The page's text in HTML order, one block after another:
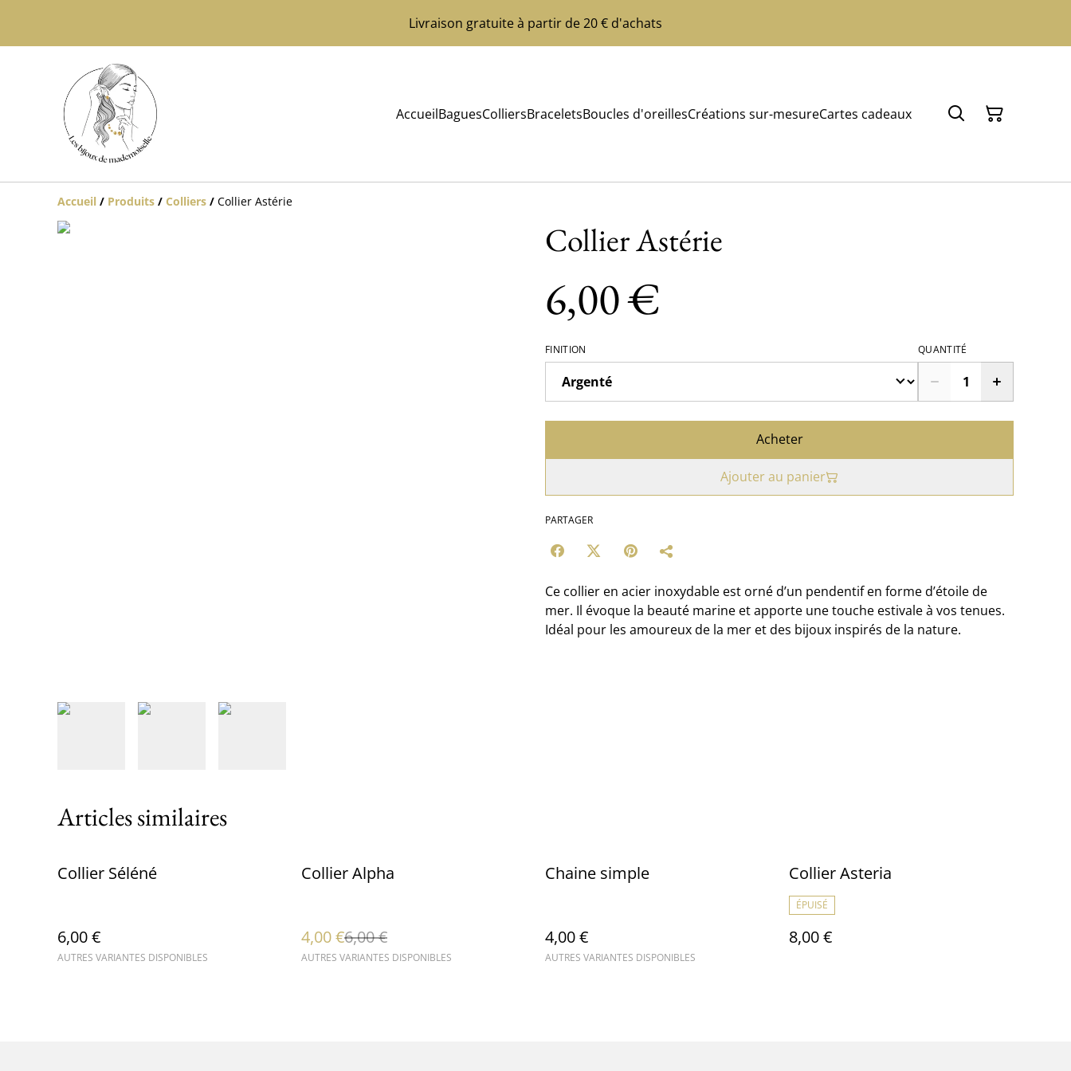
Livraison gratuite à partir de 20 € d'achats
AccueilBaguesColliersBraceletsBoucles d'oreillesCréations sur-mesureCartes cadeaux
Accueil / Produits / Colliers / Collier Astérie
Collier Astérie
6,00 €
FINITION QUANTITÉ
Acheter
Ajouter au panier
PARTAGER
Ce collier en acier inoxydable est orné d’un pendentif en forme d’étoile de
mer. Il évoque la beauté marine et apporte une touche estivale à vos tenues.
Idéal pour les amoureux de la mer et des bijoux inspirés de la nature.
Articles similaires
Collier Séléné
6,00 €
AUTRES VARIANTES DISPONIBLES
%
Collier Alpha
4,00 €6,00 €
AUTRES VARIANTES DISPONIBLES
Chaine simple
4,00 €
AUTRES VARIANTES DISPONIBLES
Collier Asteria
ÉPUISÉ
8,00 €